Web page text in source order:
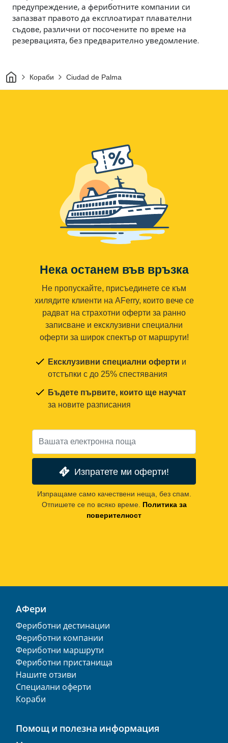
предупреждение, а фериботните компании си
запазват правото да експлоатират плавателни
съдове, различни от посочените по време на
резервацията, без предварително уведомление.
НачалоКораби Ciudad de Palma
Нека останем във връзка
Не пропускайте, присъединете се към
хилядите клиенти на AFerry, които вече се
радват на страхотни оферти за ранно
записване и ексклузивни специални
оферти за широк спектър от маршрути!
Ексклузивни специални оферти и
отстъпки с до 25% спестявания
Бъдете първите, които ще научат
за новите разписания
Изпратете ми оферти!
Изпращаме само качествени неща, без спам.
Отпишете се по всяко време. Политика за
поверителност
АФери
Фериботни дестинации
Фериботни компании
Фериботни маршрути
Фериботни пристанища
Нашите отзиви
Специални оферти
Кораби
Помощ и полезна информация